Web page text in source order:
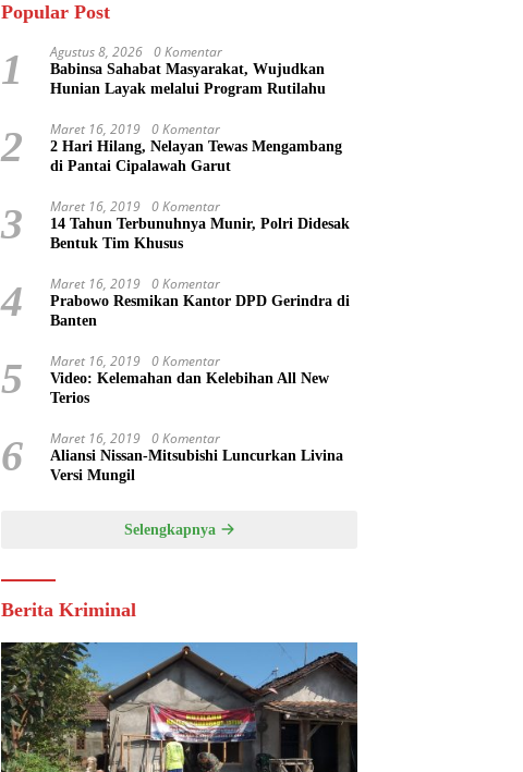
Popular Post
1 Agustus 8, 2026 0 Komentar
Babinsa Sahabat Masyarakat, Wujudkan
Hunian Layak melalui Program Rutilahu
2 Maret 16, 2019 0 Komentar
2 Hari Hilang, Nelayan Tewas Mengambang
di Pantai Cipalawah Garut
3 Maret 16, 2019 0 Komentar
14 Tahun Terbunuhnya Munir, Polri Didesak
Bentuk Tim Khusus
4 Maret 16, 2019 0 Komentar
Prabowo Resmikan Kantor DPD Gerindra di
Banten
5 Maret 16, 2019 0 Komentar
Video: Kelemahan dan Kelebihan All New
Terios
6 Maret 16, 2019 0 Komentar
Aliansi Nissan-Mitsubishi Luncurkan Livina
Versi Mungil
Selengkapnya
Berita Kriminal